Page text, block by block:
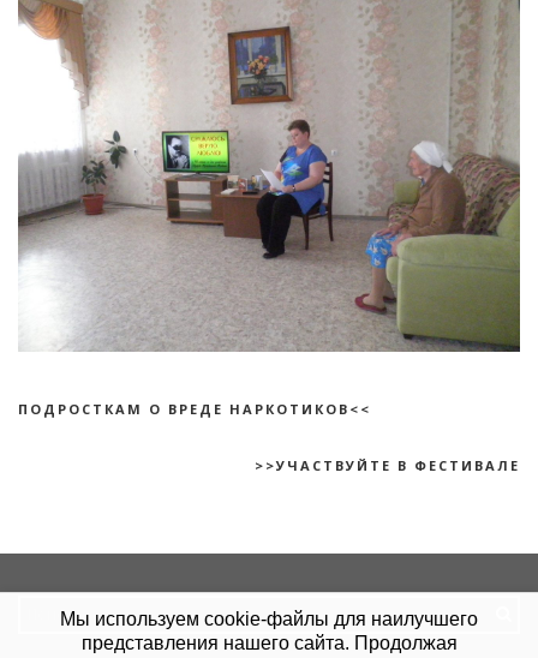
ПОДРОСТКАМ О ВРЕДЕ НАРКОТИКОВ<<
>>УЧАСТВУЙТЕ В ФЕСТИВАЛЕ
Search
for:
Мы используем cookie-файлы для наилучшего
представления нашего сайта. Продолжая